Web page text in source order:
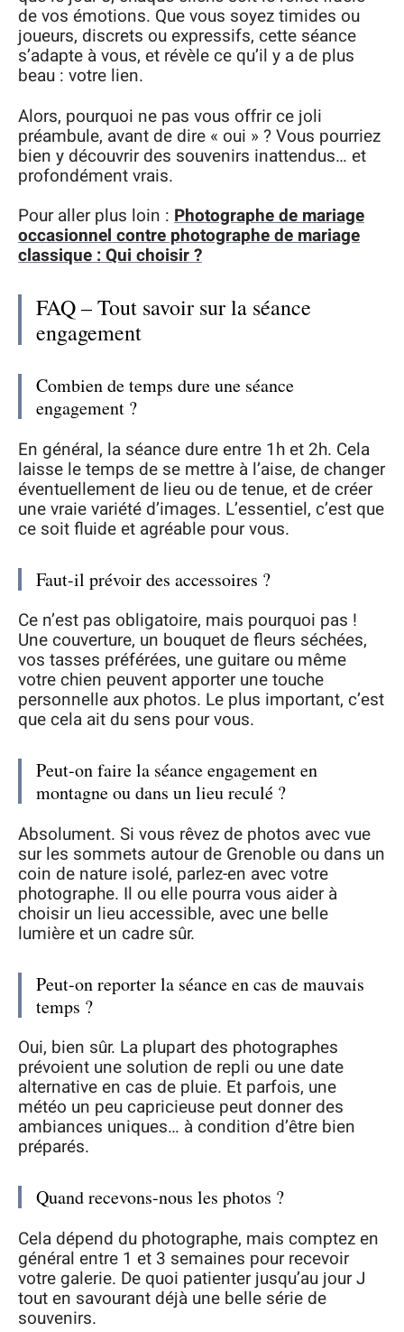
de vos émotions. Que vous soyez timides ou
joueurs, discrets ou expressifs, cette séance
s’adapte à vous, et révèle ce qu’il y a de plus
beau : votre lien.
Alors, pourquoi ne pas vous offrir ce joli
préambule, avant de dire « oui » ? Vous pourriez
bien y découvrir des souvenirs inattendus… et
profondément vrais.
Pour aller plus loin : Photographe de mariage
occasionnel contre photographe de mariage
classique : Qui choisir ?
FAQ – Tout savoir sur la séance
engagement
Combien de temps dure une séance
engagement ?
En général, la séance dure entre 1h et 2h. Cela
laisse le temps de se mettre à l’aise, de changer
éventuellement de lieu ou de tenue, et de créer
une vraie variété d’images. L’essentiel, c’est que
ce soit fluide et agréable pour vous.
Faut-il prévoir des accessoires ?
Ce n’est pas obligatoire, mais pourquoi pas !
Une couverture, un bouquet de fleurs séchées,
vos tasses préférées, une guitare ou même
votre chien peuvent apporter une touche
personnelle aux photos. Le plus important, c’est
que cela ait du sens pour vous.
Peut-on faire la séance engagement en
montagne ou dans un lieu reculé ?
Absolument. Si vous rêvez de photos avec vue
sur les sommets autour de Grenoble ou dans un
coin de nature isolé, parlez-en avec votre
photographe. Il ou elle pourra vous aider à
choisir un lieu accessible, avec une belle
lumière et un cadre sûr.
Peut-on reporter la séance en cas de mauvais
temps ?
Oui, bien sûr. La plupart des photographes
prévoient une solution de repli ou une date
alternative en cas de pluie. Et parfois, une
météo un peu capricieuse peut donner des
ambiances uniques… à condition d’être bien
préparés.
Quand recevons-nous les photos ?
Cela dépend du photographe, mais comptez en
général entre 1 et 3 semaines pour recevoir
votre galerie. De quoi patienter jusqu’au jour J
tout en savourant déjà une belle série de
souvenirs.